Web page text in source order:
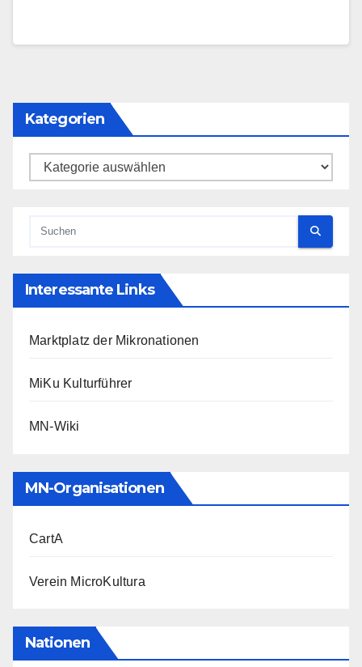
Kategorien
Kategorien
Interessante Links
Marktplatz der Mikronationen
MiKu Kulturführer
MN-Wiki
MN-Organisationen
CartA
Verein MicroKultura
Nationen